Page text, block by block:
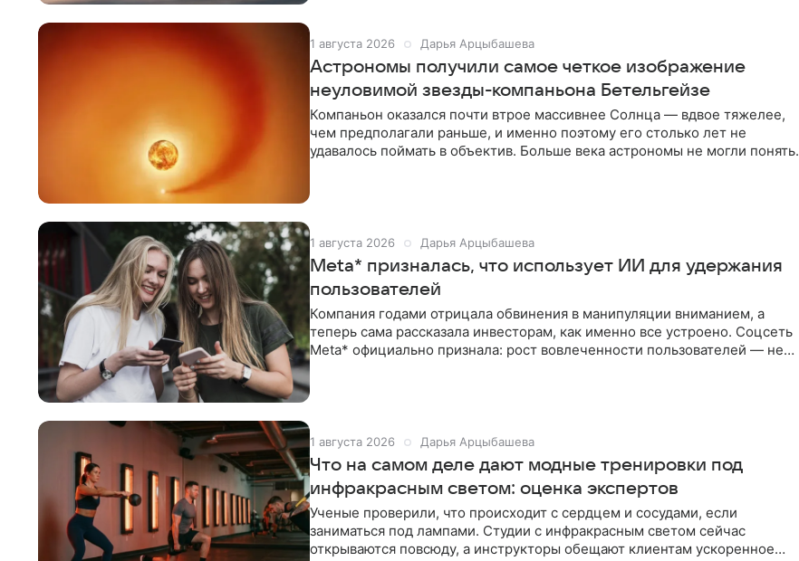
1 августа 2026 Дарья Арцыбашева
Астрономы получили самое четкое изображение
неуловимой звезды-компаньона Бетельгейзе
Компаньон оказался почти втрое массивнее Солнца — вдвое тяжелее,
чем предполагали раньше, и именно поэтому его столько лет не
удавалось поймать в объектив. Больше века астрономы не могли понять,
1 августа 2026 Дарья Арцыбашева
Meta* призналась, что использует ИИ для удержания
пользователей
Компания годами отрицала обвинения в манипуляции вниманием, а
теперь сама рассказала инвесторам, как именно все устроено. Соцсеть
Meta* официально признала: рост вовлеченности пользователей — не
1 августа 2026 Дарья Арцыбашева
Что на самом деле дают модные тренировки под
инфракрасным светом: оценка экспертов
Ученые проверили, что происходит с сердцем и сосудами, если
заниматься под лампами. Студии с инфракрасным светом сейчас
открываются повсюду, а инструкторы обещают клиентам ускоренное